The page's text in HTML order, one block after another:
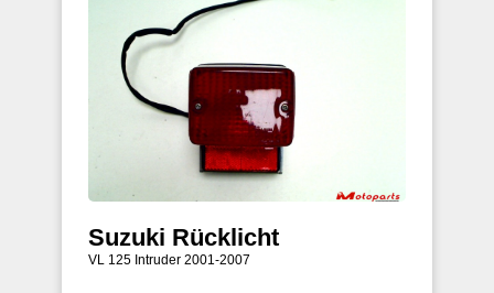
Suzuki Rücklicht
VL 125 Intruder 2001-2007